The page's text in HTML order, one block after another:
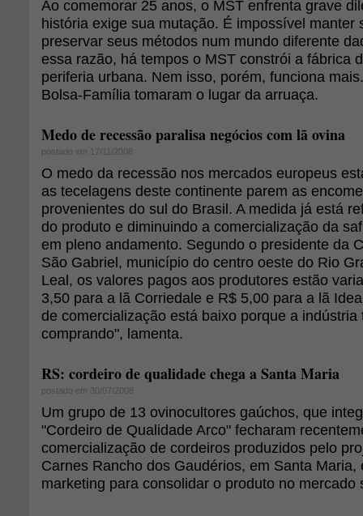
Ao comemorar 25 anos, o MST enfrenta grave
história exige sua mutação. É impossível manter
preservar seus métodos num mundo diferente
essa razão, há tempos o MST constrói a fábrica
periferia urbana. Nem isso, porém, funciona
Bolsa-Família tomaram o lugar da arruaça.
Medo de recessão paralisa negócios com lã ovina
postado em 17/11/2008
O medo da recessão nos mercados europeus
as tecelagens deste continente parem as
provenientes do sul do Brasil. A medida já está
do produto e diminuindo a comercialização da
em pleno andamento. Segundo o presidente da
São Gabriel, município do centro oeste do Rio
Leal, os valores pagos aos produtores estão
3,50 para a lã Corriedale e R$ 5,00 para a lã
de comercialização está baixo porque a indústria
comprando", lamenta.
RS: cordeiro de qualidade chega a Santa Maria
postado em 30/07/2008
Um grupo de 13 ovinocultores gaúchos, que
"Cordeiro de Qualidade Arco" fecharam
comercialização de cordeiros produzidos pelo
Carnes Rancho dos Gaudérios, em Santa Maria,
marketing para consolidar o produto no mercado